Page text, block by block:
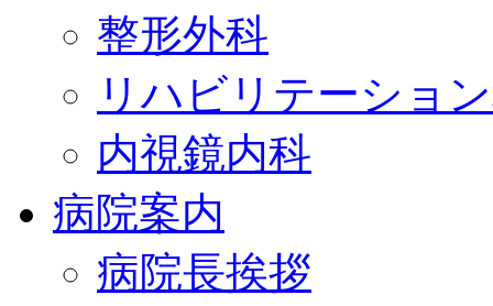
整形外科
リハビリテーショ
内視鏡内科
病院案内
病院長挨拶